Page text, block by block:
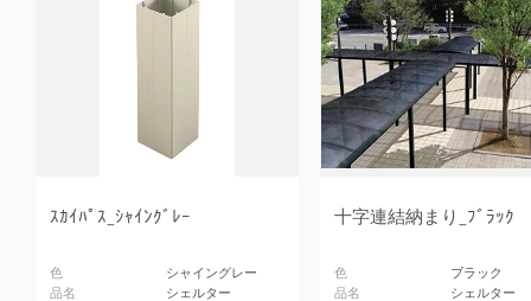
ｽｶｲﾊﾟｽ_ｼｬｲﾝｸﾞﾚｰ
色
シャイングレー
品名
シェルター
十字連結納まり_ﾌﾞﾗｯｸ
色
ブラック
品名
シェルター